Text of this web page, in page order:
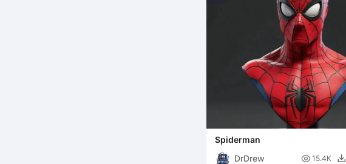
Spiderman
DrDrew
 15.4K 